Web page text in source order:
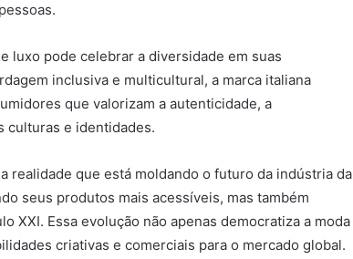
luxo pode celebrar a diversidade em suas
inclusiva e multicultural, a marca italiana
que valorizam a autenticidade, a
culturas e identidades.
realidade que está moldando o futuro da indústria da
seus produtos mais acessíveis, mas também
XXI. Essa evolução não apenas democratiza a moda
criativas e comerciais para o mercado global.